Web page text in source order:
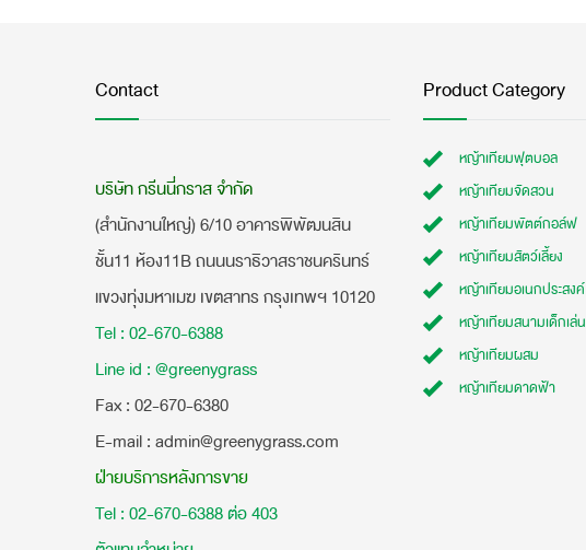
Contact
บริษัท กรีนนี่กราส จำกัด
(สำนักงานใหญ่) 6/10 อาคารพิพัฒนสิน
ชั้น11 ห้อง11B ถนนนราธิวาสราชนครินทร์
แขวงทุ่งมหาเมฆ เขตสาทร กรุงเทพฯ 10120
Tel : 02-670-6388
Line id : @greenygrass
​Fax : 02-670-6380
E-mail : admin@greenygrass.com
ฝ่ายบริการหลังการขาย
Tel : 02-670-6388 ต่อ 403
Product Category
หญ้าเทียมฟุตบอล
หญ้าเทียมจัดสวน
หญ้าเทียมพัตต์กอล์ฟ
หญ้าเทียมสัตว์เลี้ยง
หญ้าเทียมอเนกประสงค์
หญ้าเทียมสนามเด็กเล่น
หญ้าเทียมผสม
หญ้าเทียมดาดฟ้า